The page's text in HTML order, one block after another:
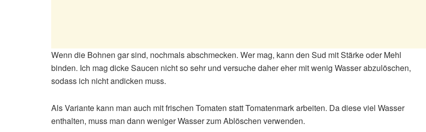
Wenn die Bohnen gar sind, nochmals abschmecken. Wer mag, kann den Sud mit Stärke oder Mehl
binden. Ich mag dicke Saucen nicht so sehr und versuche daher eher mit wenig Wasser abzulöschen,
sodass ich nicht andicken muss.
Als Variante kann man auch mit frischen Tomaten statt Tomatenmark arbeiten. Da diese viel Wasser
enthalten, muss man dann weniger Wasser zum Ablöschen verwenden.